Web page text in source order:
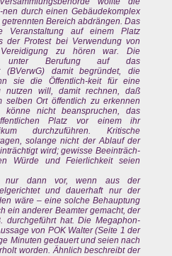
durch einen Gebäudekomplex
Bereich abdrängen. Das
auf einem Platz
der Protest bei Verwendung von
zu hören war. Die
unter Berufung auf das
(BVerwG) damit begründet, die
sie die Öffentlich-keit für eine
nutzen will, damit rechnen, daß
selben Ort öffentlich zu erkennen
könne nicht beanspruchen, das
Platz vor einem ihr
durchzuführen. Kritische
solange nicht der Ablauf der
wird; gewisse Beeinträch-
Würde und Feierlichkeit seien
nur dann vor, wenn aus der
und dauerhaft nur der
wäre – eine solche Behauptung
ein anderer Beamter gemacht, der
durchgeführt hat. Die Megaphon-
von POK Walter (Seite 1 der
Minuten gedauert und seien nach
worden. Ähnlich beschreibt der